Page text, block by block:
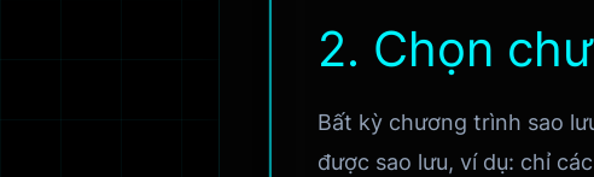
2. Chọn
Bất kỳ chương trình sao
được sao lưu, ví dụ: chỉ